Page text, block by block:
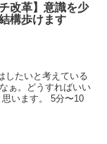
改革】意識を少
構歩けます
したいと考えている
ぁ。どうすればいい
います。 5分〜10